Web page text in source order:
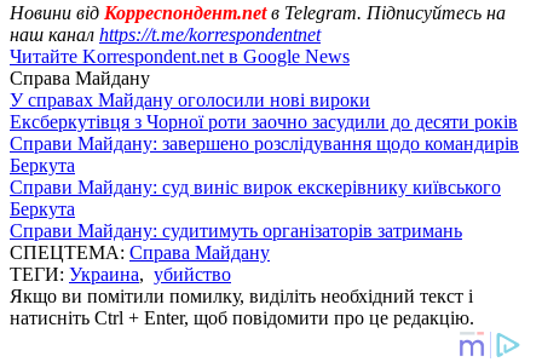
Новини від Корреспондент.netв Telegram. Підписуйтесь на
наш канал https://t.me/korrespondentnet
Читайте Korrespondent.net в Google News
Справа Майдану
У справах Майдану оголосили нові вироки
Ексберкутівця з Чорної роти заочно засудили до десяти років
Справи Майдану: завершено розслідування щодо командирів
Беркута
Справи Майдану: суд виніс вирок екскерівнику київського
Беркута
Справи Майдану: судитимуть організаторів затримань
СПЕЦТЕМА: Справа Майдану
ТЕГИ: Украина, убийство
Якщо ви помітили помилку, виділіть необхідний текст і
натисніть Ctrl + Enter, щоб повідомити про це редакцію.